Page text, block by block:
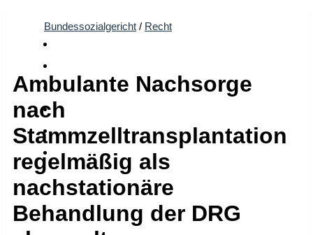
Bundessozialgericht / Recht
Ambulante Nachsorge
nach
Stammzelltransplantation
regelmäßig als
nachstationäre
Behandlung der DRG